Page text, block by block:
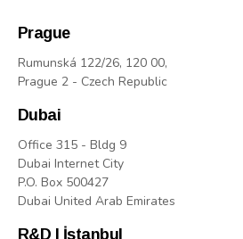
Prague
Rumunská 122/26, 120 00,
Prague 2 - Czech Republic
Dubai
Office 315 - Bldg 9
Dubai Internet City
P.O. Box 500427
Dubai United Arab Emirates
R&D | İstanbul